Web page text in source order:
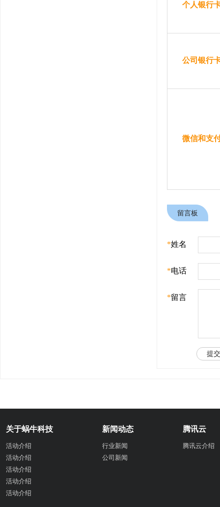
个人银行
公司银行
微信和支
留言板
*姓名
*电话
*留言
提
关于蜗牛科技
活动介绍
活动介绍
活动介绍
活动介绍
活动介绍
新闻动态
行业新闻
公司新闻
腾讯云
腾讯云介绍